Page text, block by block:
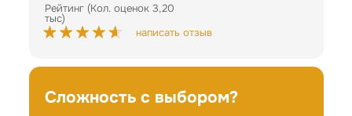
Сложность с выбором?
написать отзыв
Рейтинг (Кол. оценок 3,20
тыс)